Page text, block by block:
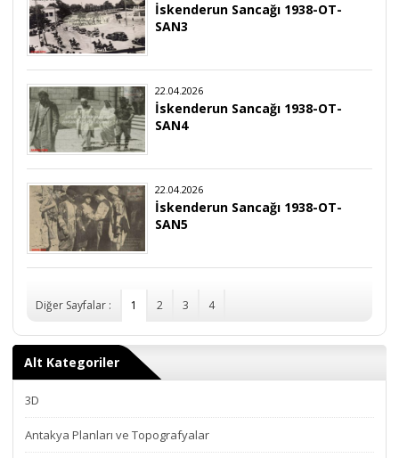
İskenderun Sancağı 1938-OT-
SAN3
22.04.2026
İskenderun Sancağı 1938-OT-
SAN4
22.04.2026
İskenderun Sancağı 1938-OT-
SAN5
Diğer Sayfalar : 1 2 3 4
Alt Kategoriler
3D
Antakya Planları ve Topografyalar